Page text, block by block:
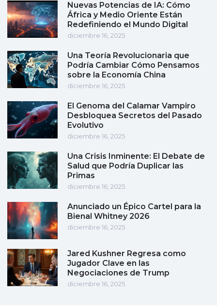
Nuevas Potencias de IA: Cómo
África y Medio Oriente Están
Redefiniendo el Mundo Digital
diciembre 16, 2025
Una Teoría Revolucionaria que
Podría Cambiar Cómo Pensamos
sobre la Economía China
diciembre 16, 2025
El Genoma del Calamar Vampiro
Desbloquea Secretos del Pasado
Evolutivo
diciembre 16, 2025
Una Crisis Inminente: El Debate de
Salud que Podría Duplicar las
Primas
diciembre 16, 2025
Anunciado un Épico Cartel para la
Bienal Whitney 2026
diciembre 16, 2025
Jared Kushner Regresa como
Jugador Clave en las
Negociaciones de Trump
diciembre 16, 2025